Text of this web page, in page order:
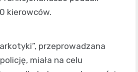
kierowców.
przeprowadzana
miała na celu